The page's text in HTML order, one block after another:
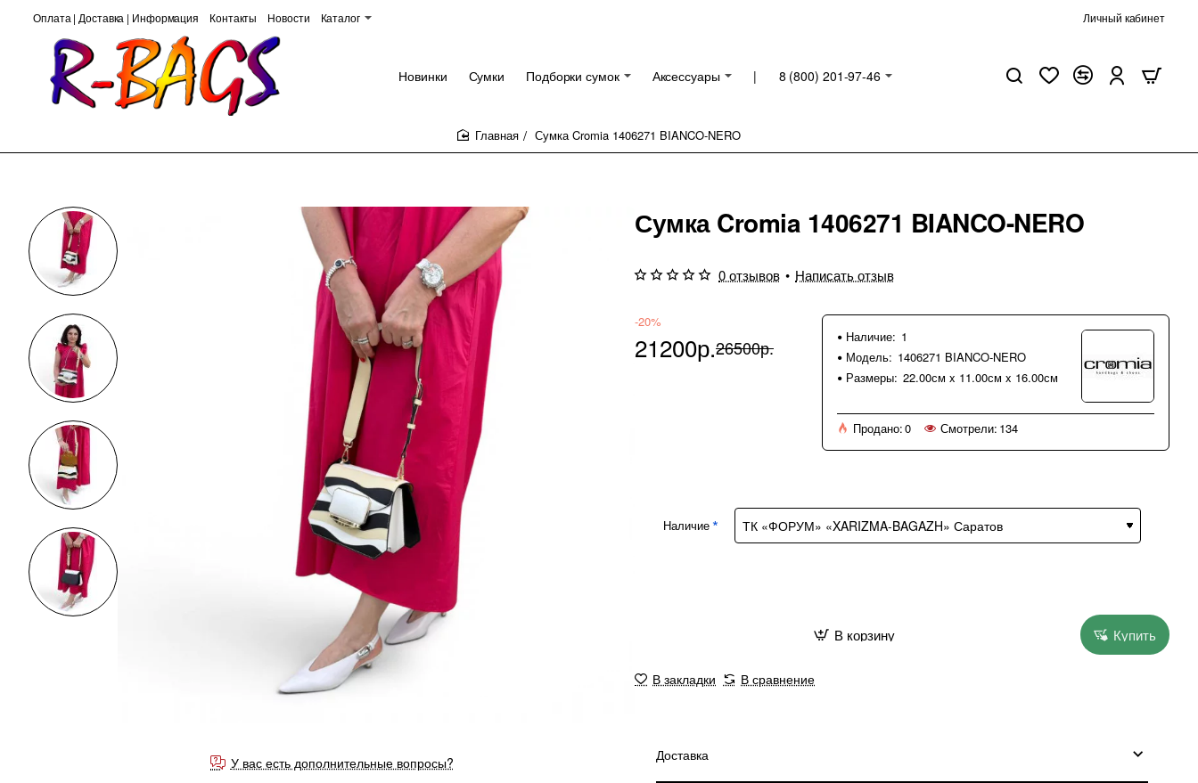
Оплата | Доставка | Информация Контакты Новости Каталог Личный кабинет
Новинки Сумки Подборки сумок Аксессуары | 8 (800) 201-97-46
Сумка Cromia 1406271 BIANCO-NERO
У вас есть дополнительные вопросы?
Сумка Cromia 1406271 BIANCO-NERO
0 отзывов • Написать отзыв
-20%
21200р.26500р. Наличие: 1
Модель: 1406271 BIANCO-NERO
Размеры: 22.00см x 11.00см x 16.00см
Продано:0 Смотрели: 134
Наличие
В корзину Купить
В закладки В сравнение
Доставка